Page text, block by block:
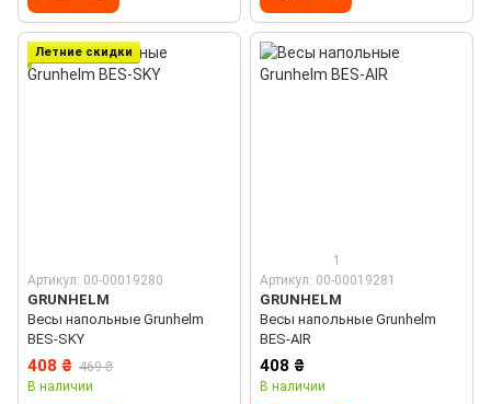
Летние скидки
Артикул: 00-00019280
GRUNHELM
Весы напольные Grunhelm
BES-SKY
408 ₴ 469 ₴
В наличии
1
Артикул: 00-00019281
GRUNHELM
Весы напольные Grunhelm
BES-AIR
408 ₴
В наличии